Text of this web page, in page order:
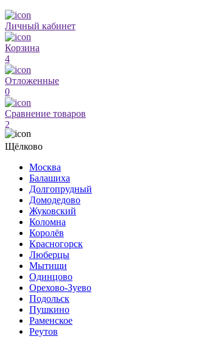
Личный кабинет
Корзина
4
Отложенные
0
Сравнение товаров
2
Щёлково
Москва
Балашиха
Долгопрудный
Домодедово
Жуковский
Коломна
Королёв
Красногорск
Люберцы
Мытищи
Одинцово
Орехово-Зуево
Подольск
Пушкино
Раменское
Реутов